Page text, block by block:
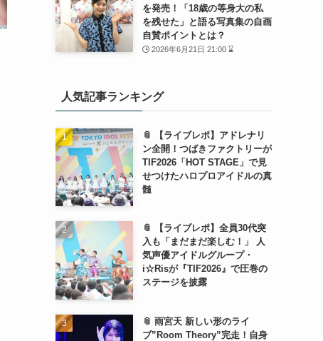
を発売！「18歳の等身大の私
を残せた」と語る写真集の自画
自賛ポイントとは？
2026年6月21日 21:00 ⌛
人気記事ランキング
📎 【ライブレポ】アドレナリ
ン全開！つばきファクトリーが
TIF2026「HOT STAGE」で見
せつけたハロプロアイドルの真
髄
📎 【ライブレポ】全員30代突
入も「まだまだ楽しむ！」 人
気声優アイドルグループ・
i☆Risが『TIF2026』で圧巻の
ステージを披露
📎 雨宮天 新しい形のライ
ブ”Room Theory”完走！自身